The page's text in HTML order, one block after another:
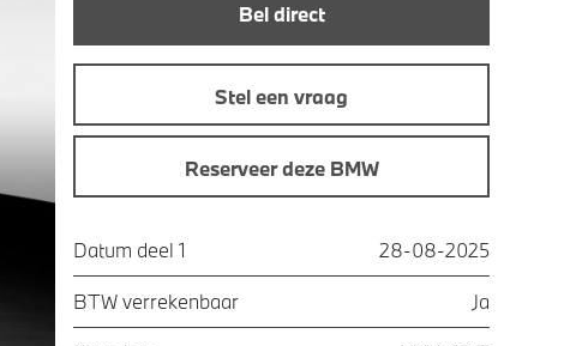
Bel direct
Stel een vraag
Reserveer deze BMW
Datum deel 1 28-08-2025
BTW verrekenbaar Ja